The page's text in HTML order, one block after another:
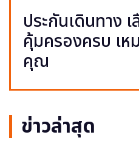
ประกันเดินทาง
คุ้มครองครบ เห
คุณ
ข่าวล่าสุด